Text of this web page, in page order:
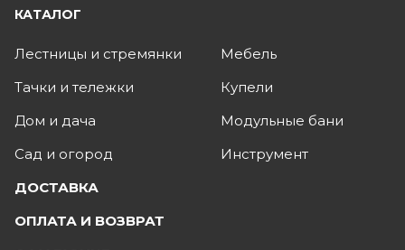
КАТАЛОГ
Лестницы и стремянки
Тачки и тележки
Дом и дача
Сад и огород
Мебель
Купели
Модульные бани
Инструмент
ДОСТАВКА
ОПЛАТА И ВОЗВРАТ